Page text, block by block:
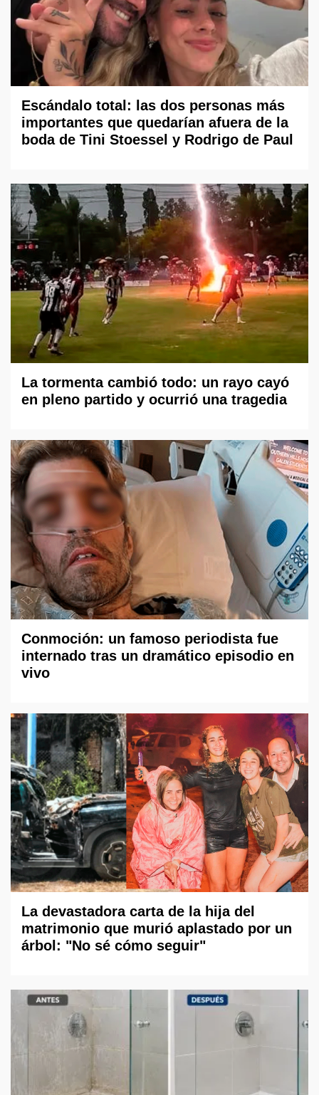
Escándalo total: las dos personas más
importantes que quedarían afuera de la
boda de Tini Stoessel y Rodrigo de Paul
La tormenta cambió todo: un rayo cayó
en pleno partido y ocurrió una tragedia
Conmoción: un famoso periodista fue
internado tras un dramático episodio en
vivo
La devastadora carta de la hija del
matrimonio que murió aplastado por un
árbol: "No sé cómo seguir"